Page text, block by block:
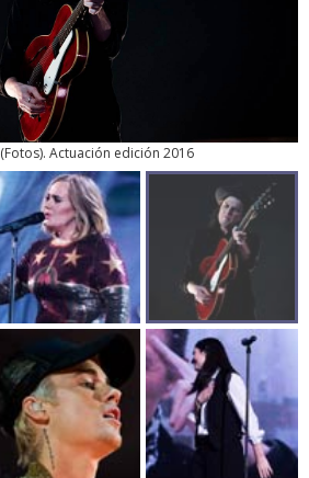
(Fotos). Actuación edición 2016